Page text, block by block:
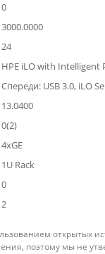
0
3000.0000
24
HPE iLO with
Спереди: USB 3.0, iLO
13.0400
0(2)
4xGE
1U Rack
0
2
открытых
поэтому мы не